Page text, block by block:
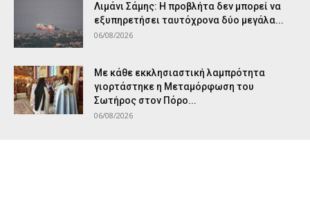
Λιμάνι Σάμης: Η προβλήτα δεν μπορεί να
εξυπηρετήσει ταυτόχρονα δύο μεγάλα...
06/08/2026
Με κάθε εκκλησιαστική λαμπρότητα
γιορτάστηκε η Μεταμόρφωση του
Σωτήρος στον Πόρο...
06/08/2026